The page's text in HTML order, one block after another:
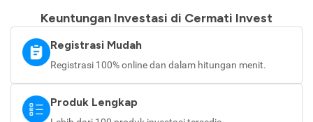
Keuntungan Investasi di Cermati Invest
Registrasi Mudah
Registrasi 100% online dan dalam hitungan menit.
Produk Lengkap